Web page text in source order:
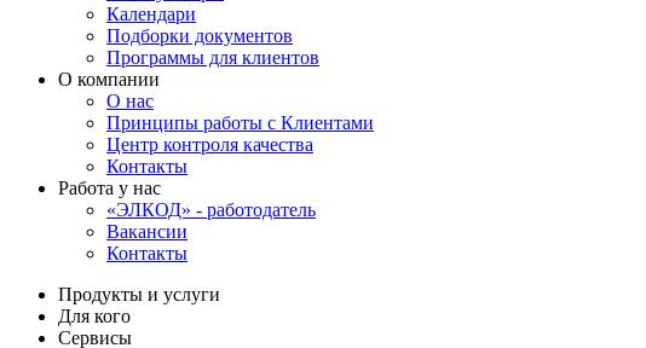
Календари
Подборки документов
Программы для клиентов
О компании
О нас
Принципы работы с Клиентами
Центр контроля качества
Контакты
Работа у нас
«ЭЛКОД» - работодатель
Вакансии
Контакты
Продукты и услуги
Для кого
Сервисы